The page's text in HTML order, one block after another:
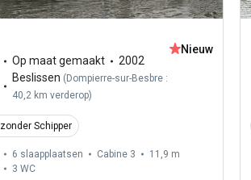
Op maat gemaakt
2002
Beslissen ( Dompierre-sur-Besbre :
40,2 km verderop)
Nieuw
zonder Schipper
6 slaapplaatsen Cabine 3
11,9 m
3 WC